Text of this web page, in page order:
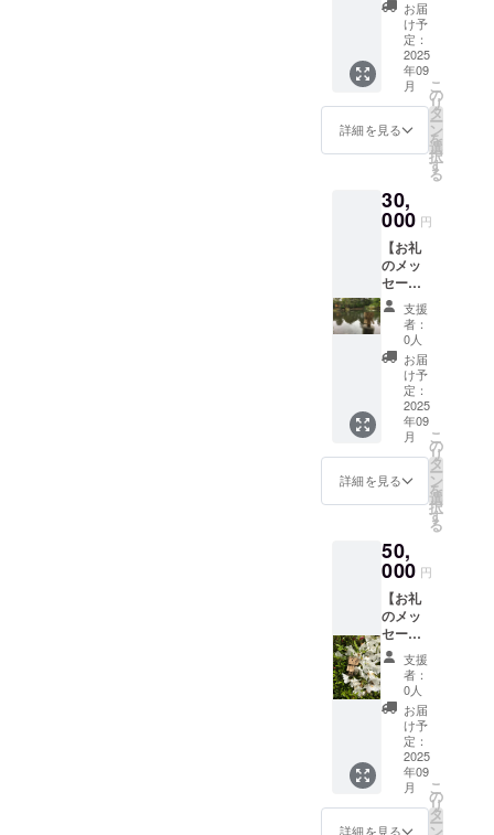
て、お
礼の
メッ
セージ
をお送
りしま
す。
1000円
と5000
ターン
と同じ
内容で
す。
お届
け予
定：
2025
年09
月
詳細を見る
こ
の
リ
タ
ー
ン
を
選
択
す
る
30,
000 円
【お礼
のメッ
セー
ジ】 感
謝の気
持ちを
込め
て、お
礼の
メッ
セージ
をお送
りしま
す。 な
お、今
後開設
ホーム
ページ
に1年間
お名前
を掲載
させて
いただ
きま
す。
メッ
セージ
は他の
リター
ンと同
様のも
ので
す。お
支援
者：
0人
お届
け予
定：
2025
年09
月
詳細を見る
こ
の
リ
タ
ー
ン
を
選
択
す
る
50,
000 円
【お礼
のメッ
セー
ジ】 感
謝の気
持ちを
込め
て、お
礼の
メッ
セージ
をお送
りしま
す。な
支援
者：
0人
お届
け予
定：
2025
年09
月
詳細を見る
こ
の
リ
タ
ー